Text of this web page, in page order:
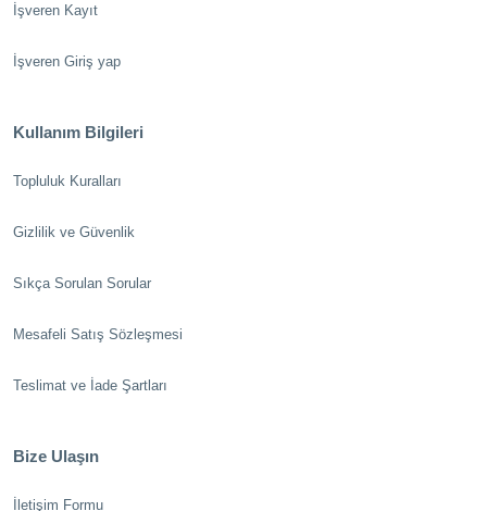
İşveren Kayıt
İşveren Giriş yap
Kullanım Bilgileri
Topluluk Kuralları
Gizlilik ve Güvenlik
Sıkça Sorulan Sorular
Mesafeli Satış Sözleşmesi
Teslimat ve İade Şartları
Bize Ulaşın
İletişim Formu